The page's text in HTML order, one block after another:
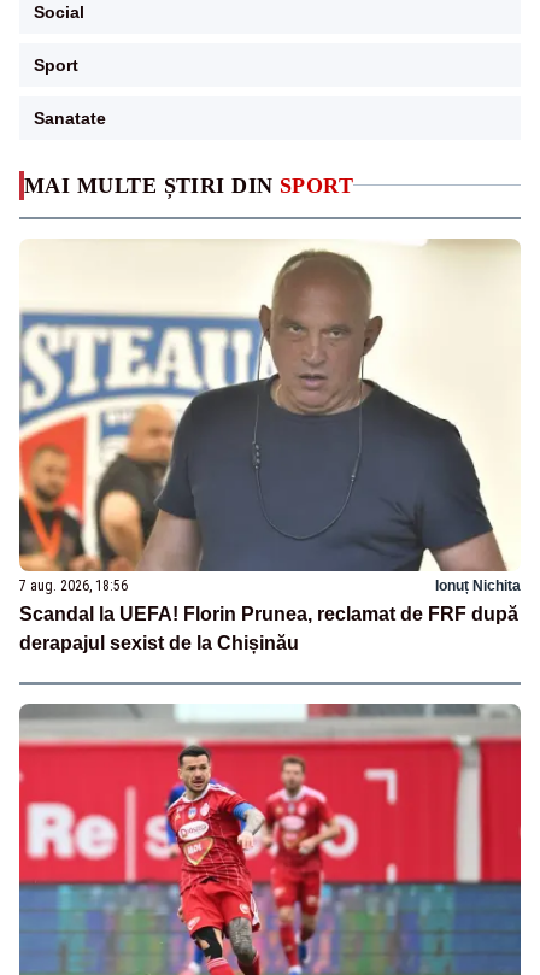
MAI MULTE ȘTIRI DIN SPORT
7 aug. 2026, 18:56 Ionuț Nichita
Scandal la UEFA! Florin Prunea, reclamat de FRF după
derapajul sexist de la Chișinău
Social
Sport
Sanatate